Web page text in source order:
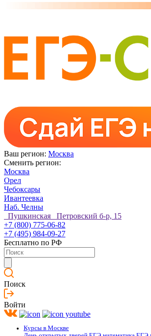
Ваш регион: Москва
Сменить регион:
Москва
Орел
Чебоксары
Ивантеевка
Наб. Челны
Пушкинская Петровский б-р, 15
+7 (800) 775-06-82
+7 (495) 984-09-27
Бесплатно по РФ
Поиск
Войти
Курсы в Москве